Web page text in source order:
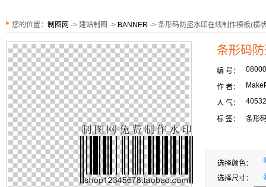
您的位置： 制图网 -> 建站制图 -> BANNER -> 条形码防盗水印在线制作模板(横
条形码
编 号：
作 者：
人 气： 40532
标 签： 条形
选择颜色：
选择尺寸：